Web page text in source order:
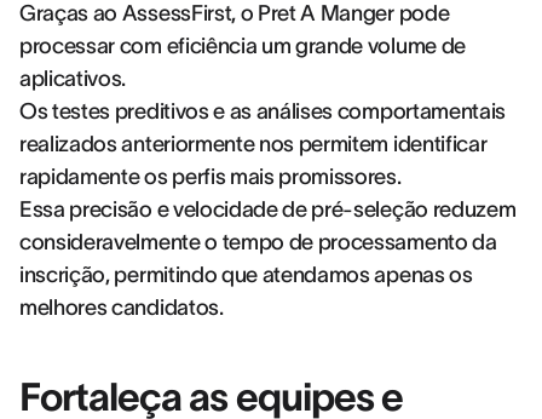
Graças ao AssessFirst, o Pret A Manger pode
processar com eficiência um grande volume de
aplicativos.
Os testes preditivos e as análises comportamentais
realizados anteriormente nos permitem identificar
rapidamente os perfis mais promissores.
Essa precisão e velocidade de pré-seleção reduzem
consideravelmente o tempo de processamento da
inscrição, permitindo que atendamos apenas os
melhores candidatos.
Fortaleça as equipes e